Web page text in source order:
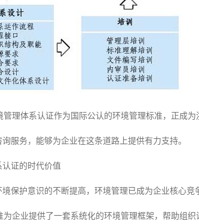
管理体系认证作为国际公认的环境管理标准，正成
服务，能够为企业在这条道路上提供有力支持。
证的时代价值
境保护意识的不断提高，环境管理已成为企业核心竞
为企业提供了一套系统化的环境管理框架，帮助组